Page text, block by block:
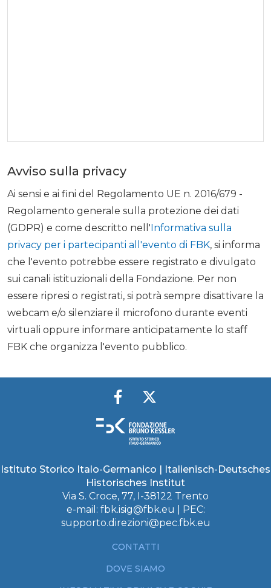
Avviso sulla privacy
Ai sensi e ai fini del Regolamento UE n. 2016/679 -
Regolamento generale sulla protezione dei dati
(GDPR) e come descritto nell'Informativa sulla
privacy per i partecipanti all'evento di FBK, si informa
che l'evento potrebbe essere registrato e divulgato
sui canali istituzionali della Fondazione. Per non
essere ripresi o registrati, si potrà sempre disattivare la
webcam e/o silenziare il microfono durante eventi
virtuali oppure informare anticipatamente lo staff
FBK che organizza l'evento pubblico.
Istituto Storico Italo-Germanico | Italienisch-Deutsches
Historisches Institut
Via S. Croce, 77, I-38122 Trento
e-mail: fbk.isig@fbk.eu | PEC:
supporto.direzioni@pec.fbk.eu
CONTATTI
DOVE SIAMO